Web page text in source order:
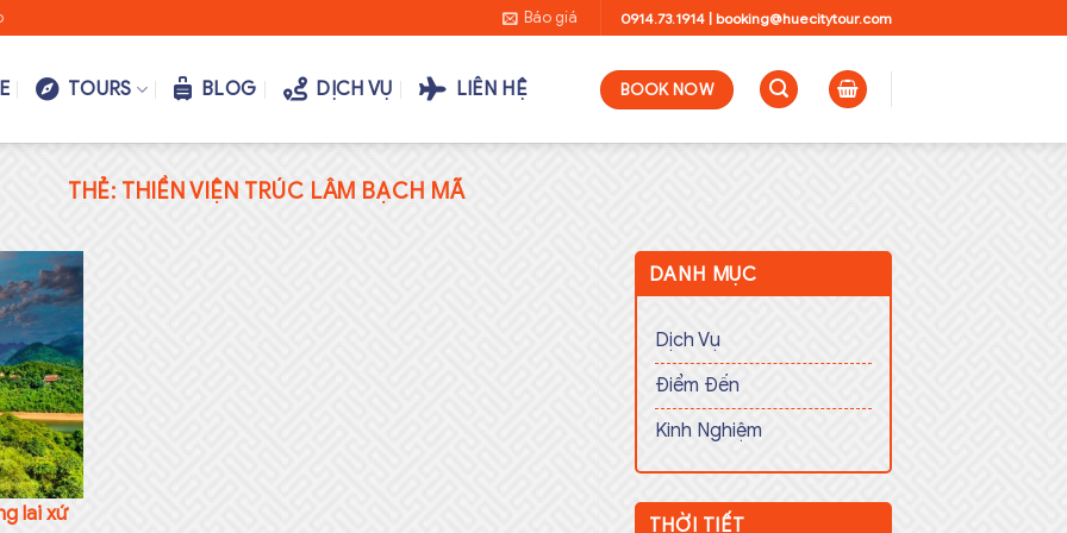
Báo giá 0914.73.1914| booking@huecitytour.com
TOURS BLOG DỊCH VỤ LIÊN HỆ BOOK NOW
THẺ: THIỀN VIỆN TRÚC LÂM BẠCH MÃ
lai xứ
DANH MỤC
Dịch Vụ
Điểm Đến
Kinh Nghiệm
THỜI TIẾT